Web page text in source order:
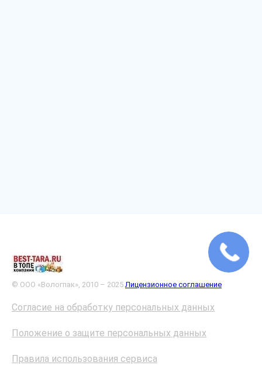
© ООО «Вологпак», 2010 – 2025 Лицензионное соглашение
Согласие на обработку персональных данных
Положение о защите персональных данных
Правила использования сервиса